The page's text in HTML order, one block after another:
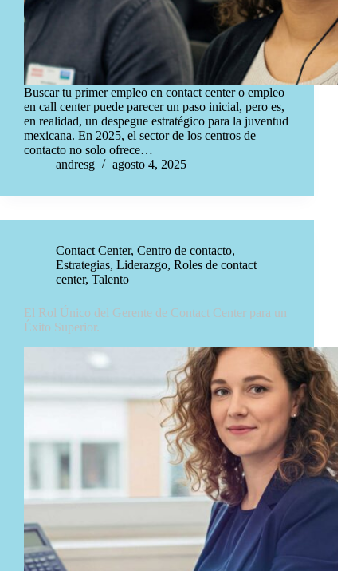
Buscar tu primer empleo en contact center o empleo
en call center puede parecer un paso inicial, pero es,
en realidad, un despegue estratégico para la juventud
mexicana. En 2025, el sector de los centros de
contacto no solo ofrece…
andresg
agosto 4, 2025
Contact Center, Centro de contacto,
Estrategias, Liderazgo, Roles de contact
center, Talento
El Rol Único del Gerente de Contact Center para un
Éxito Superior.